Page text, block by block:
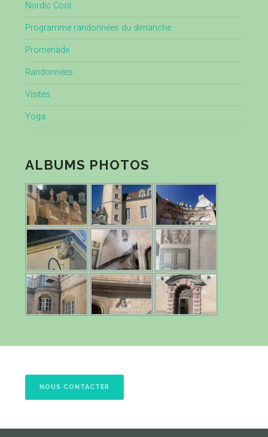
Nordic Cool
Programme randonnées du dimanche
Promenade
Randonnées
Visites
Yoga
ALBUMS PHOTOS
NOUS CONTACTER